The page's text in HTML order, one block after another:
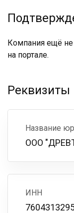
Компания ещё не
на портале.
Реквизиты
Название
ООО
ИНН